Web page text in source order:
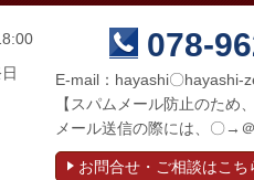
078-
E-mail：hayashi〇hayashi-
【スパムメール防止のため
メール送信の際には、〇→
お問合せ・ご相談はこち